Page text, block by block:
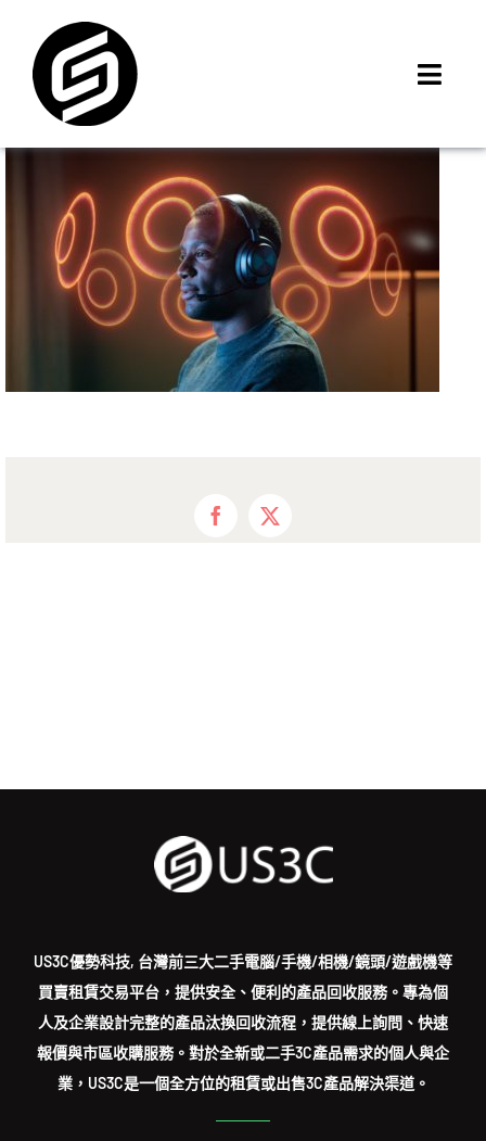
content
門市據點
iMCheck APP
iPhone 回收價
線上商城
Facebook
X
US3C優勢科技, 台灣前三大二手電腦/手機/相機/鏡頭/遊戲機等
買賣租賃交易平台，提供安全、便利的產品回收服務。專為個
人及企業設計完整的產品汰換回收流程，提供線上詢問、快速
報價與市區收購服務。對於全新或二手3C產品需求的個人與企
業，US3C是一個全方位的租賃或出售3C產品解決渠道。